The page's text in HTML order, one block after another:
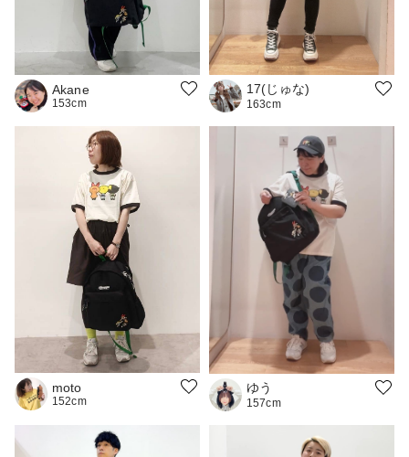
Akane
153cm
17(じゅな)
163cm
moto
152cm
ゆう
157cm